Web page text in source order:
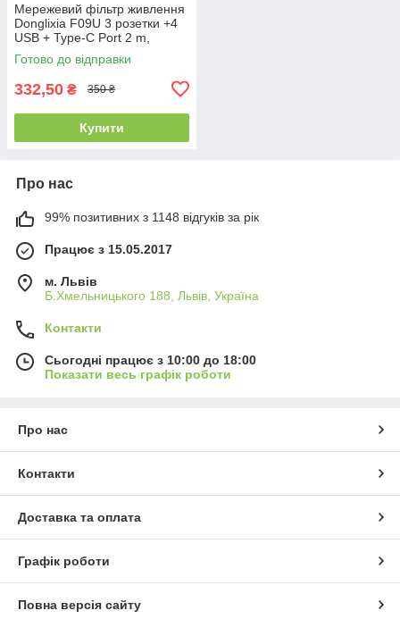
Мережевий фільтр живлення
Donglixia F09U 3 розетки +4
USB + Type-C Port 2 m,
мережевий подовжувач
розеток, білий
Готово до відправки
332,50 ₴ 350 ₴
Купити
Про нас
99% позитивних з 1148 відгуків за рік
Працює з 15.05.2017
м. Львів
Б.Хмельницького 188, Львів, Україна
Контакти
Сьогодні працює з 10:00 до 18:00
Показати весь графік роботи
Про нас
Контакти
Доставка та оплата
Графік роботи
Повна версія сайту